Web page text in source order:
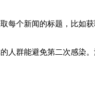
个新闻的标题，比如
人群能避免第二次感染